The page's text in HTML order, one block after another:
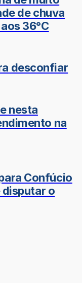
de chuva
36°C
desconfiar
nesta
na
Confúcio
disputar o